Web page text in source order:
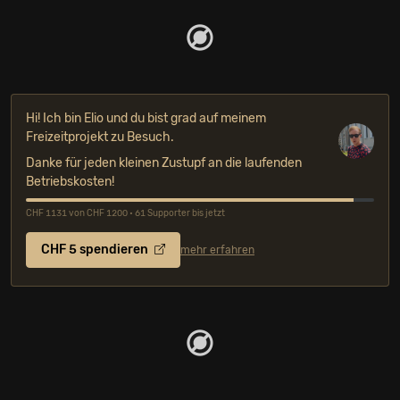
Hi! Ich bin Elio und du bist grad auf meinem
Freizeitprojekt zu Besuch.
Danke für jeden kleinen Zustupf an die laufenden
Betriebskosten!
CHF 1131 von CHF 1200 • 61 Supporter bis jetzt
CHF 5 spendieren mehr erfahren